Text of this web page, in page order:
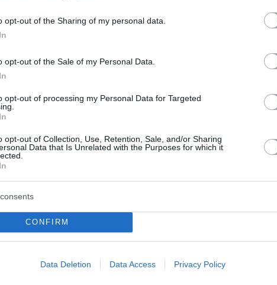
opt-out of the Sharing of my personal data.
opt-out of the Sale of my Personal Data.
opt-out of processing my Personal Data for Targeted
opt-out of Collection, Use, Retention, Sale, and/or Sharing
Data that Is Unrelated with the Purposes for which it
CONFIRM
Data Deletion Data Access Privacy Policy
κυνηγά κατσαρίδα, η επική στιχομυθία με τη σύζυγό του
- Βίντεο με... πόνο για... γέλια
συνέπειες της υπερθέρμανσης του πλανήτη
Lykavitos.gr στο Google News
όλες τις ειδήσεις